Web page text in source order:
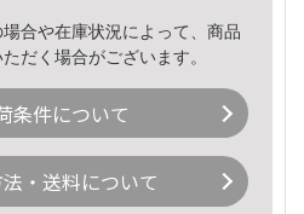
合や在庫状況によって、商品
だく場合がございます。
条件について
・送料について